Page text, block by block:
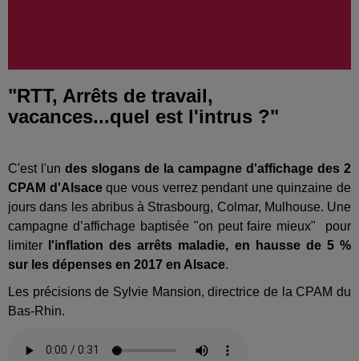
"RTT, Arrêts de travail,
vacances...quel est l'intrus ?"
C'est l'un des slogans de la campagne d'affichage des 2
CPAM d'Alsaceque vous verrez pendant une quinzaine de
jours dans les abribus à Strasbourg, Colmar, Mulhouse. Une
campagne d’affichage baptisée "on peut faire mieux" pour
limiter
l'inflation des arrêts maladie, en hausse de 5 %
sur les dépenses en 2017 en Alsace.
Les précisions de Sylvie Mansion, directrice de la CPAM du
Bas-Rhin.